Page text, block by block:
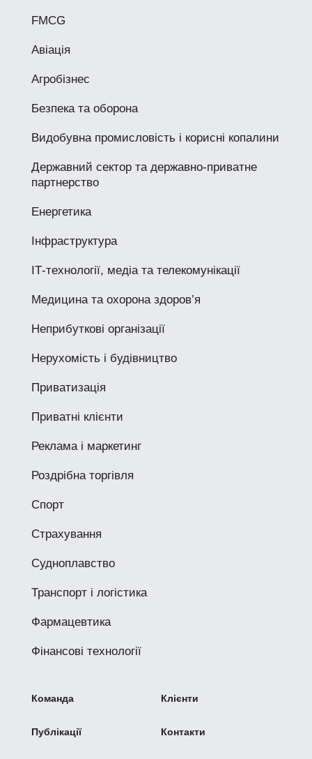
FMCG
Авіація
Агробізнес
Безпека та оборона
Видобувна промисловість і корисні копалини
Державний сектор та державно-приватне
партнерство
Енергетика
Інфраструктура
ІТ-технології, медіа та телекомунікації
Медицина та охорона здоров’я
Неприбуткові організації
Нерухомість і будівництво
Приватизація
Приватні клієнти
Реклама і маркетинг
Роздрібна торгівля
Спорт
Страхування
Судноплавство
Транспорт і логістика
Фармацевтика
Фінансові технології
Команда Клієнти
Публікації Контакти